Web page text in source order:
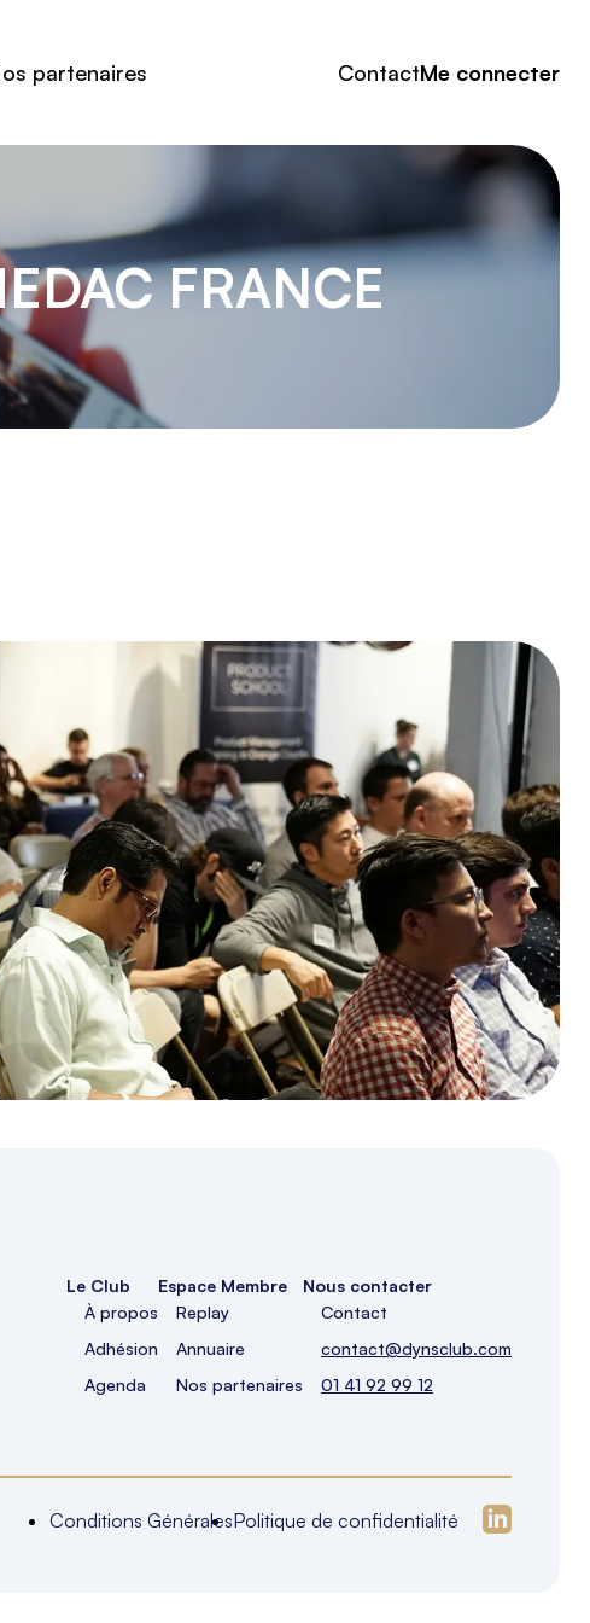
partenaires ContactMe connecter
FRANCE
Le Club
À propos
Adhésion
Agenda
Espace Membre
Replay
Annuaire
Nos partenaires
Nous contacter
Contact
contact@dynsclub.com
01 41 92 99 12
Conditions GénéralesPolitique de confidentialité